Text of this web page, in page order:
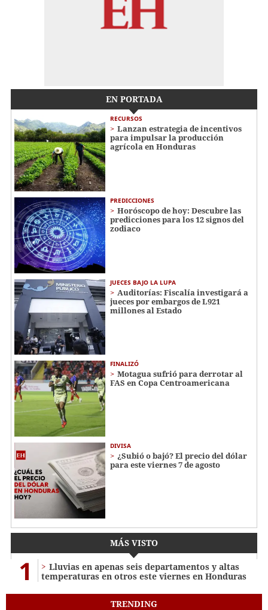
EN PORTADA
RECURSOS
Lanzan estrategia de incentivos
para impulsar la producción
agrícola en Honduras
PREDICCIONES
Horóscopo de hoy: Descubre las
predicciones para los 12 signos del
zodiaco
JUECES BAJO LA LUPA
Auditorías: Fiscalía investigará a
jueces por embargos de L921
millones al Estado
FINALIZÓ
Motagua sufrió para derrotar al
FAS en Copa Centroamericana
DIVISA
¿Subió o bajó? El precio del dólar
para este viernes 7 de agosto
MÁS VISTO
1
Lluvias en apenas seis departamentos y altas
temperaturas en otros este viernes en Honduras
TRENDING